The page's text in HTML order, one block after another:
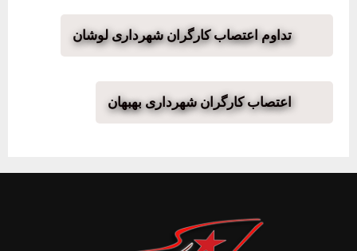
تداوم اعتصاب کارگران شهرداری لوشان
اعتصاب کارگران شهرداری بهبهان